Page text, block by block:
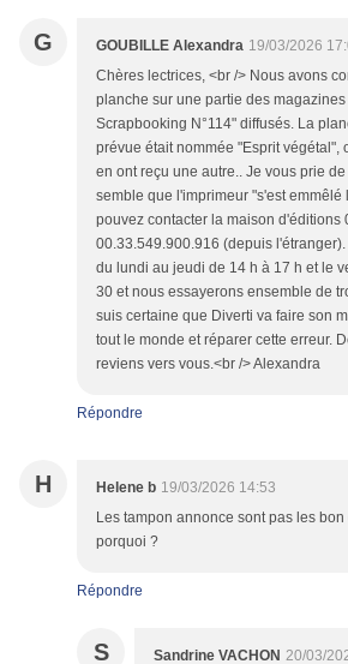
G GOUBILLE Alexandra 19/03/2026
Chères lectrices, <br /> Nous avons
planche sur une partie des magazines
Scrapbooking N°114" diffusés. La
prévue était nommée "Esprit végétal",
en ont reçu une autre.. Je vous prie de
semble que l'imprimeur "s'est emmêlé
pouvez contacter la maison d'éditions
00.33.549.900.916 (depuis
du lundi au jeudi de 14 h à 17 h et le
30 et nous essayerons ensemble de
suis certaine que Diverti va faire son
tout le monde et réparer cette erreur.
reviens vers vous.<br /> Alexandra
Répondre
H Helene b 19/03/2026 14:53
Les tampon annonce sont pas les
porquoi ?
Répondre
S Sandrine VACHON 20/03/